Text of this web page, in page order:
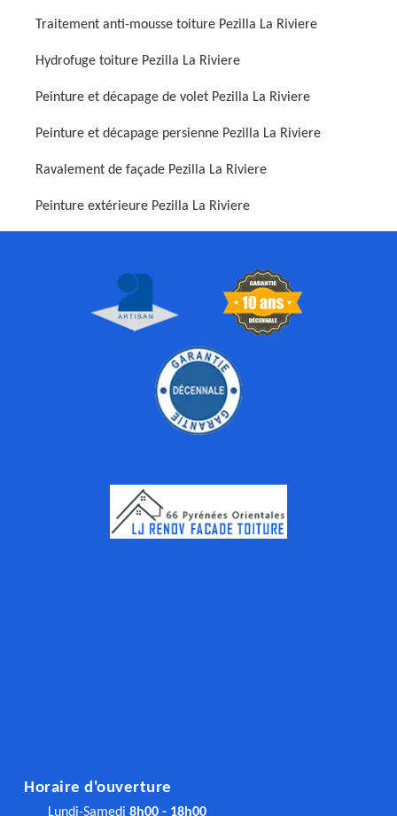
Traitement anti-mousse toiture Pezilla La Riviere
Hydrofuge toiture Pezilla La Riviere
Peinture et décapage de volet Pezilla La Riviere
Peinture et décapage persienne Pezilla La Riviere
Ravalement de façade Pezilla La Riviere
Peinture extérieure Pezilla La Riviere
Horaire d'ouverture
Lundi-Samedi 8h00 - 18h00